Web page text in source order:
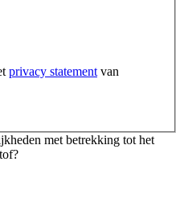
privacy statement van
met betrekking tot het